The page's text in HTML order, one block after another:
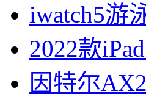
iwatch5游
2022款
因特尔